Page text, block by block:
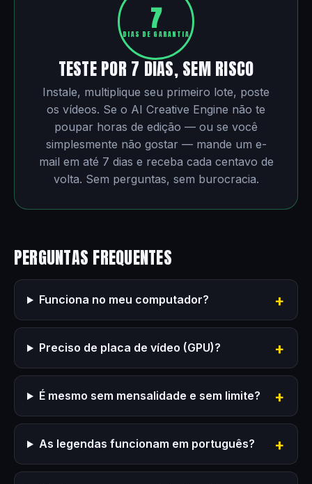
7
DIAS DE GARANTIA
TESTE POR 7 DIAS, SEM RISCO
Instale, multiplique seu primeiro lote, poste
os vídeos. Se o AI Creative Engine não te
poupar horas de edição — ou se você
simplesmente não gostar — mande um e-
mail em até 7 dias e receba cada centavo de
volta. Sem perguntas, sem burocracia.
PERGUNTAS FREQUENTES
Funciona no meu computador?
Preciso de placa de vídeo (GPU)?
É mesmo sem mensalidade e sem limite?
As legendas funcionam em português?